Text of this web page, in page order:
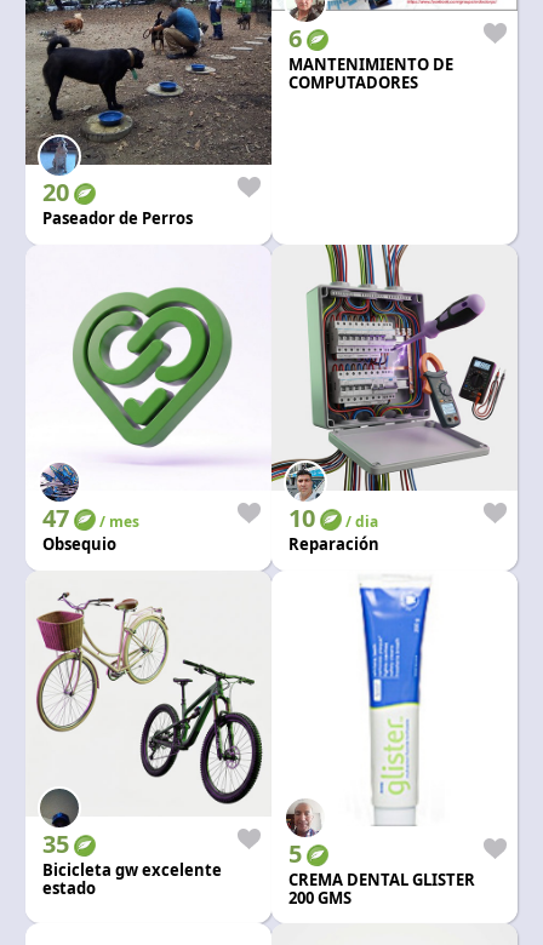
20
Paseador de Perros
6
MANTENIMIENTO DE
COMPUTADORES
47 / mes
Obsequio
10 / dia
Reparación
35
Bicicleta gw excelente
estado
5
CREMA DENTAL GLISTER
200 GMS